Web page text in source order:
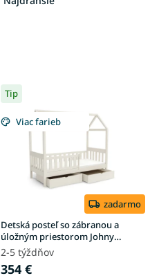
Tip
Viac farieb
zadarmo
Detská posteľ so zábranou a
úložným priestorom Johny
80x180 - kašmír
2-5 týždňov
354 €